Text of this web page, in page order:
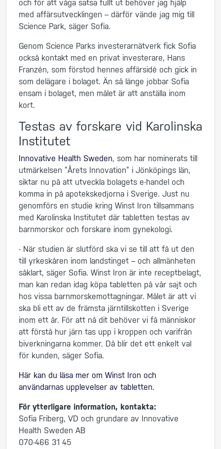
och för att våga satsa fullt ut behöver jag hjälp
med affärsutvecklingen – därför vände jag mig till
Science Park, säger Sofia.
Genom Science Parks investerarnätverk fick Sofia
också kontakt med en privat investerare, Hans
Franzén, som förstod hennes affärsidé och gick in
som delägare i bolaget. Än så länge jobbar Sofia
ensam i bolaget, men målet är att anställa inom
kort.
Testas av forskare vid Karolinska
Institutet
Innovative Health Sweden, som har nominerats till
utmärkelsen ”Årets Innovation” i Jönköpings län,
siktar nu på att utveckla bolagets e-handel och
komma in på apotekskedjorna i Sverige. Just nu
genomförs en studie kring Winst Iron tillsammans
med Karolinska Institutet där tabletten testas av
barnmorskor och forskare inom gynekologi.
- När studien är slutförd ska vi se till att få ut den
till yrkeskåren inom landstinget – och allmänheten
såklart, säger Sofia. Winst Iron är inte receptbelagt,
man kan redan idag köpa tabletten på vår sajt och
hos vissa barnmorskemottagningar. Målet är att vi
ska bli ett av de främsta järntillskotten i Sverige
inom ett år. För att nå dit behöver vi få människor
att förstå hur järn tas upp i kroppen och varifrån
biverkningarna kommer. Då blir det ett enkelt val
för kunden, säger Sofia.
Här kan du läsa mer om Winst Iron och
användarnas upplevelser av tabletten.
För ytterligare information, kontakta:
Sofia Friberg, VD och grundare av Innovative
Health Sweden AB
070-466 31 45